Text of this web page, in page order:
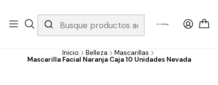
Whatsapp 3229079958/ Fijo 6019251796 / Envios a todo el país y
gratis apartir de 199.000!
Inicio Belleza
Mascarillas
Mascarilla Facial Naranja Caja 10 Unidades Nevada